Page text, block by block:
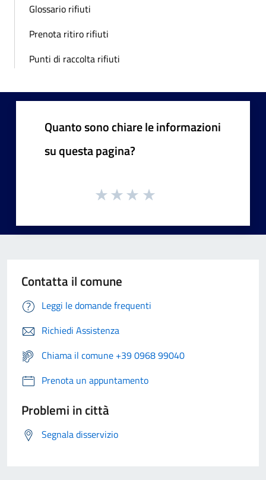
Glossario rifiuti
Prenota ritiro rifiuti
Punti di raccolta rifiuti
Quanto sono chiare le informazioni
su questa pagina?
Contatta il comune
Leggi le domande frequenti
Richiedi Assistenza
Chiama il comune +39 0968 99040
Prenota un appuntamento
Problemi in città
Segnala disservizio